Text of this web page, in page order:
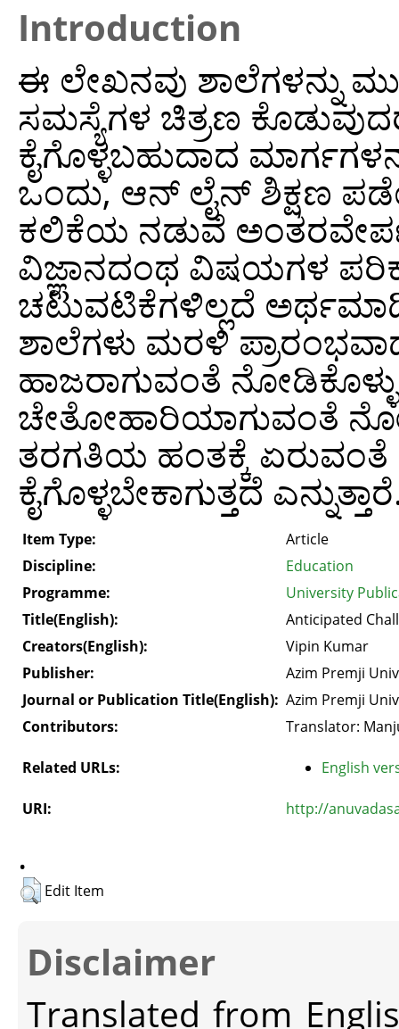
Introduction
ಈ ಲೇಖನವು ಶಾಲೆಗಳನ್ನು
ಸಮಸ್ಯೆಗಳ ಚಿತ್ರಣ
ಕೈಗೊಳ್ಳಬಹುದಾದ
ಒಂದು, ಆನ್ ಲೈನ್ ಶಿಕ್ಷಣ
ಕಲಿಕೆಯ ನಡುವೆ
ವಿಜ್ಞಾನದಂಥ ವಿಷಯಗಳ
ಚಟುವಟಿಕೆಗಳಿಲ್ಲದೆ
ಶಾಲೆಗಳು ಮರಳಿ
ಹಾಜರಾಗುವಂತೆ
ಚೇತೋಹಾರಿಯಾಗುವಂತೆ
ತರಗತಿಯ ಹಂತಕ್ಕೆ
ಕೈಗೊಳ್ಳಬೇಕಾಗುತ್ತದೆ
Item Type:
Article
Discipline:
Education
Programme:
University
Title(English):
Anticipated
Creators(English):
Vipin Kumar
Publisher:
Azim Premji
Journal or Publication Title(English): Azim Premji
Contributors:
Translator:
Related URLs: English
URI: http://
.
Edit Item
Disclaimer
Translated from